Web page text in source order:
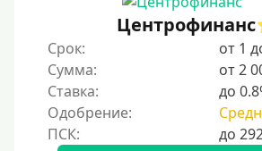
Моментум (Momentum)
Через систему Контакт (Contact)
Золотая Корона
Через систему быстрых платежей
Способы получения
Центрофинанс
Срок:
от 1
Сумма:
от 2
Ставка:
до
Одобрение: